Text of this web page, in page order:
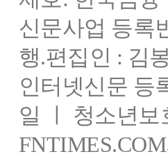
신문사업 등록
행.편집인 : 김
인터넷신문 등
일 ㅣ 청소년